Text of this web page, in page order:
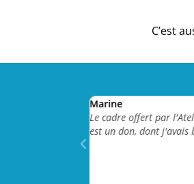
C’est
Marine
Le cadre offert par
est un don, dont j'avais